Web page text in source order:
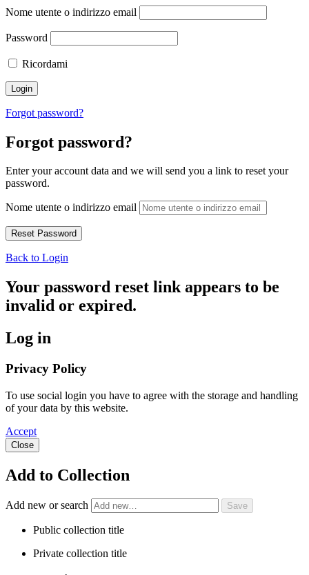
Nome utente o indirizzo email
Password
Ricordami
Forgot password?
Forgot password?
Enter your account data and we will send you a link to reset your
password.
Nome utente o indirizzo email
Back to Login
Your password reset link appears to be
invalid or expired.
Log in
Privacy Policy
To use social login you have to agree with the storage and handling
of your data by this website.
Accept
Close
Add to Collection
Add new or search
Public collection title
Private collection title